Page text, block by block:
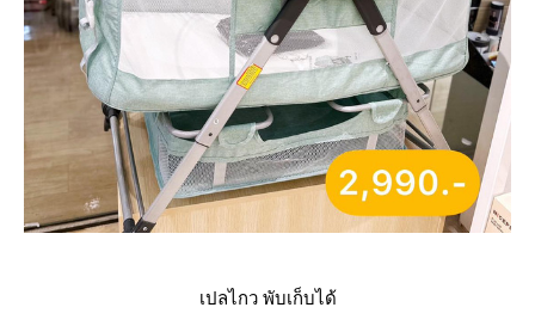
เปลไกว พับเก็บได้